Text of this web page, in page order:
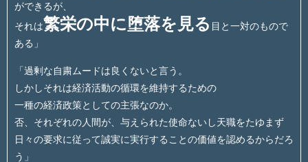
ができるが、
それは繁栄の中に堕落を見る 目と一対のもので
ある」
「過剰な自粛ムードは良くないと言う。
しかしそれは経済活動の循環を維持するための
一種の経済政策としての主張なのか。
否、それぞれの人間が、与えられた使命ないし天職をたゆまず
日々の要求に従って誠実に実行することの価値を認めるからだろ
う」